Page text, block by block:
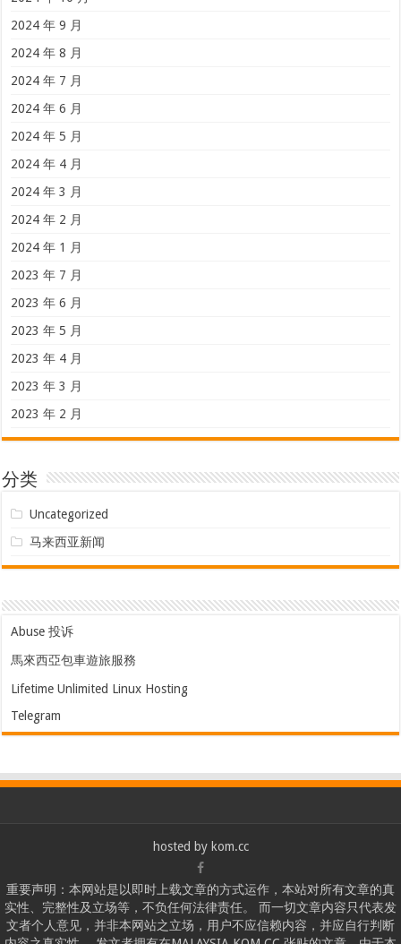
2024 年 9 月
2024 年 8 月
2024 年 7 月
2024 年 6 月
2024 年 5 月
2024 年 4 月
2024 年 3 月
2024 年 2 月
2024 年 1 月
2023 年 7 月
2023 年 6 月
2023 年 5 月
2023 年 4 月
2023 年 3 月
2023 年 2 月
分类
Uncategorized
马来西亚新闻
Abuse 投诉
馬來西亞包車遊旅服務
Lifetime Unlimited Linux Hosting
Telegram
hosted by kom.cc
重要声明：本网站是以即时上载文章的方式运作，本站对所有文章的真
实性、完整性及立场等，不负任何法律责任。 而一切文章内容只代表发
文者个人意见，并非本网站之立场，用户不应信赖内容，并应自行判断